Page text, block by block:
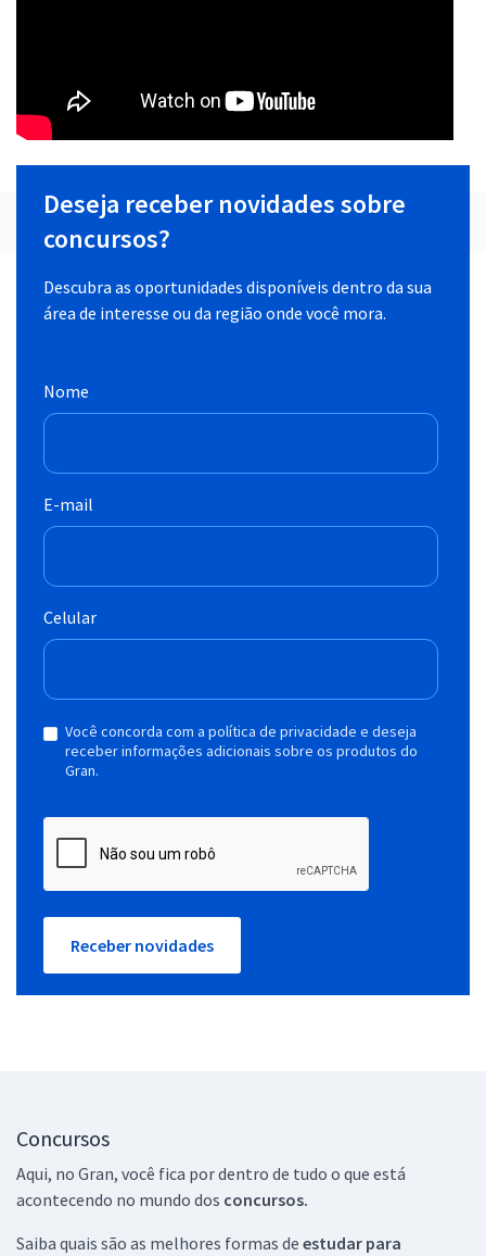
Deseja receber novidades sobre
concursos?
Descubra as oportunidades disponíveis dentro da sua
área de interesse ou da região onde você mora.
Nome
E-mail
Celular
Você concorda com a política de privacidade e deseja
receber informações adicionais sobre os produtos do
Gran.
Receber novidades
Concursos
Aqui, no Gran, você fica por dentro de tudo o que está
acontecendo no mundo dos concursos.
Saiba quais são as melhores formas de estudar para